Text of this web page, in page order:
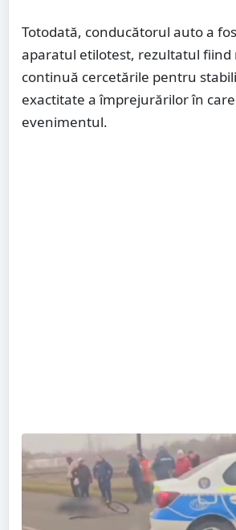
Totodată, conducătorul auto a
aparatul etilotest, rezultatul fiind
continuă cercetările pentru
exactitate a împrejurărilor în
evenimentul.